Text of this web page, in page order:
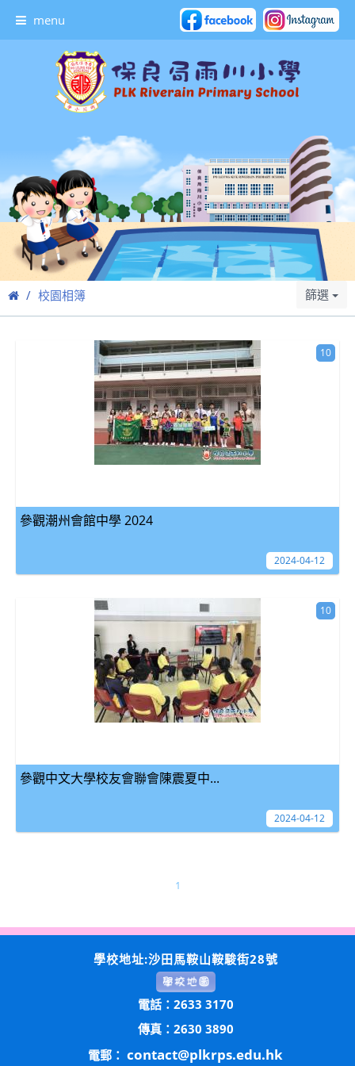
menu
校園相簿 篩選
參觀潮州會館中學 2024
10
2024-04-12
參觀中文大學校友會聯會陳震夏中...
10
2024-04-12
1
學校地址:沙田馬鞍山鞍駿街28號
電話：2633 3170
傳真：2630 3890
電郵： contact@plkrps.edu.hk